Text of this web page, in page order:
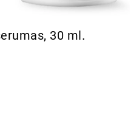
30 ml.